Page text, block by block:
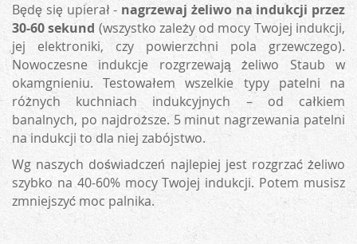
Będę się upierał - nagrzewaj żeliwo na indukcji przez
30-60 sekund (wszystko zależy od mocy Twojej indukcji,
jej elektroniki, czy powierzchni pola grzewczego).
Nowoczesne indukcje rozgrzewają żeliwo Staub w
okamgnieniu. Testowałem wszelkie typy patelni na
różnych kuchniach indukcyjnych – od całkiem
banalnych, po najdroższe. 5 minut nagrzewania patelni
na indukcji to dla niej zabójstwo.
Wg naszych doświadczeń najlepiej jest rozgrzać żeliwo
szybko na 40-60% mocy Twojej indukcji. Potem musisz
zmniejszyć moc palnika.